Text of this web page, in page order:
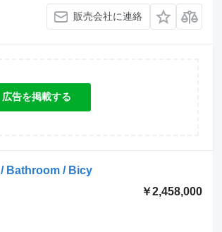
販売会社に連絡
広告を掲載する
Bathroom / Bicy
￥2,458,000